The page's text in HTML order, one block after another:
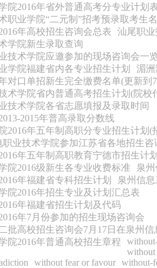
院2016年省外普通高考分专业计划
职业学院“二元制”招考预录取考生
年高校招生咨询会总表
汕尾职
学院新生录取查询
技术学院应邀参加的现场咨询会一
学院福建省内各专业招生计划
湄洲
对口单招新生完全缴费名单(更新到
术学院省内普通高考招生计划(院校
技术学院各省志愿填报及录取时间
2015年普高录取分数线
2016年五年制高职分专业招生计划(
职业技术学院参加江苏省各地招生咨
年五年制高职教育宁德市招生计
院2016级新生各专业收费标准
泉
年福建省专科招生计划
泉州信
院2016年招生专业及计划汇总表
年福建省招生计划及代码
年7月份参加的招生现场咨询会
批高校招生咨询会7月17日在泉州
院2016年普通高校招生章程
without fear or favour without-